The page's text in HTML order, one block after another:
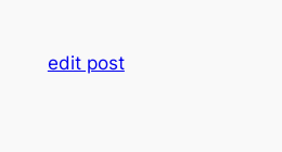
edit post